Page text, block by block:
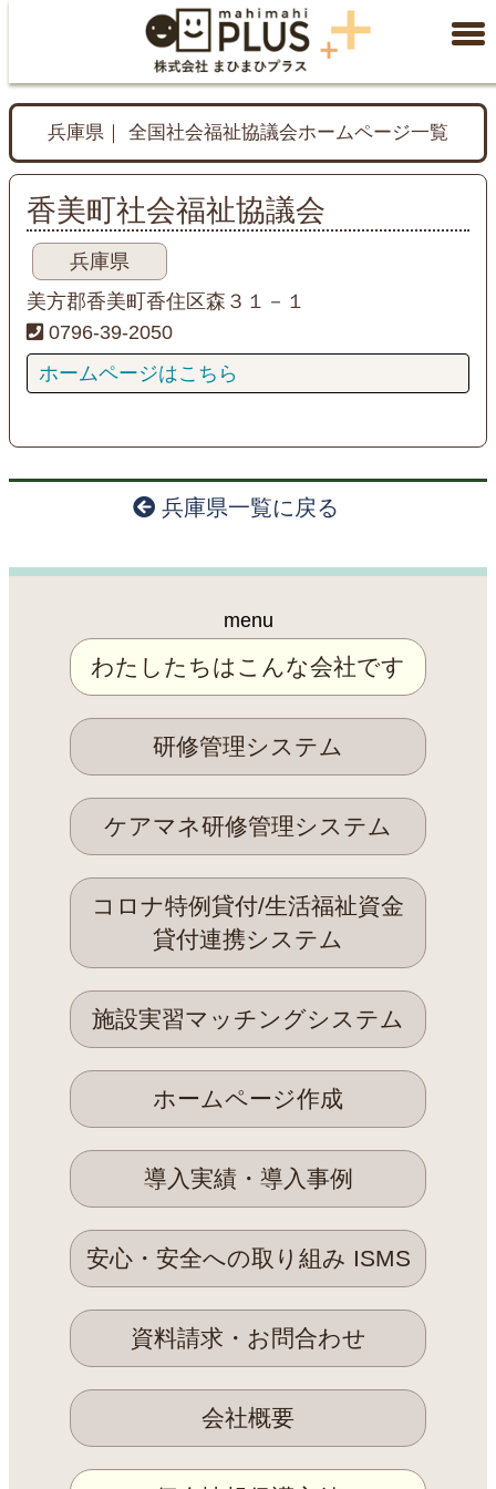
兵庫県｜ 全国社会福祉協議会ホームページ一覧
香美町社会福祉協議会
兵庫県
美方郡香美町香住区森３１－１
0796-39-2050
ホームページはこちら
兵庫県一覧に戻る
menu
わたしたちはこんな会社です
研修管理システム
ケアマネ研修管理システム
コロナ特例貸付/生活福祉資金
貸付連携システム
施設実習マッチングシステム
ホームページ作成
導入実績・導入事例
安心・安全への取り組み ISMS
資料請求・お問合わせ
会社概要